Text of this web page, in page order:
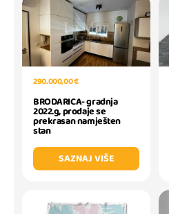
290.000,00 €
BRODARICA- gradnja
2022.g, prodaje se
prekrasan namješten
stan
SAZNAJ VIŠE